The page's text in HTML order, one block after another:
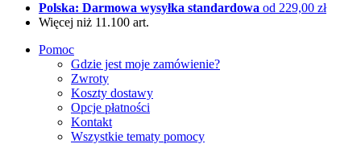
Polska: Darmowa wysyłka standardowa od 229,00 zł
Więcej niż 11.100 art.
Pomoc
Gdzie jest moje zamówienie?
Zwroty
Koszty dostawy
Opcje płatności
Kontakt
Wszystkie tematy pomocy